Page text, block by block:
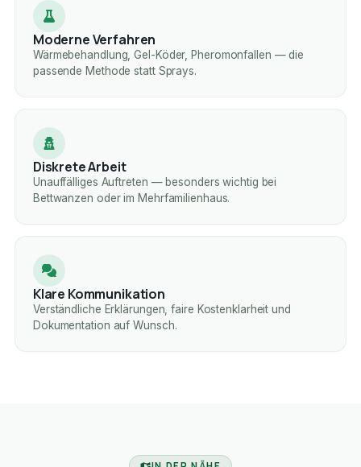
Moderne Verfahren
Wärmebehandlung, Gel-Köder, Pheromonfallen — die
passende Methode statt Sprays.
Diskrete Arbeit
Unauffälliges Auftreten — besonders wichtig bei
Bettwanzen oder im Mehrfamilienhaus.
Klare Kommunikation
Verständliche Erklärungen, faire Kostenklarheit und
Dokumentation auf Wunsch.